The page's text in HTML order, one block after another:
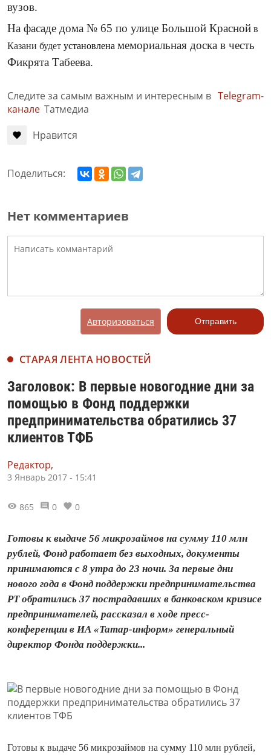
вузов.
На фасаде дома № 65 по улице Большой Красной в
Казани будет установлена мемориальная доска в честь
Фикрята Табеева.
Следите за самым важным и интересным в Telegram-
канале Татмедиа
Нравится
Поделиться:
Нет комментариев
Авторизоваться Отправить
СТАРАЯ ЛЕНТА НОВОСТЕЙ
Заголовок: В первые новогодние дни за
помощью в Фонд поддержки
предпринимательства обратились 37
клиентов ТФБ
Редактор,
3 Январь 2017 - 15:41
865 0 0
Готовы к выдаче 56 микрозаймов на сумму 110 млн
рублей, Фонд работает без выходных, документы
принимаются с 8 утра до 23 ночи. За первые дни
нового года в Фонд поддержки предпринимательства
РТ обратились 37 пострадавших в банковском кризисе
предпринимателей, рассказал в ходе пресс-
конференции в ИА «Татар-информ» генеральный
директор Фонда поддержки...
Готовы к выдаче 56 микрозаймов на сумму 110 млн рублей,